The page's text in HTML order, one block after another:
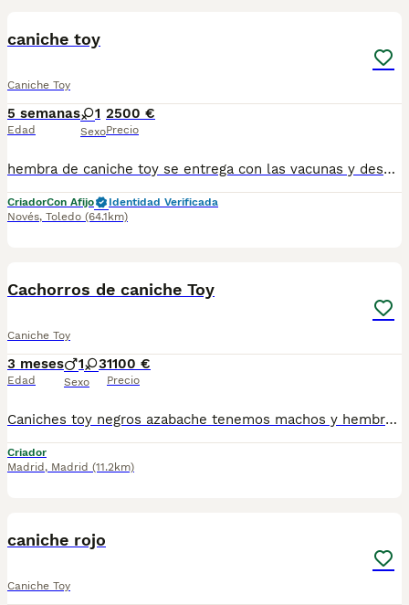
caniche toy
Caniche Toy
5 semanas
Edad
1
Sexo
2500 €
Precio
hembra de caniche toy se entrega con las vacunas y desparasitaciones correspondientes a su edad. puede venir a verlo sin compromiso escríbenos a 698979889 y le mandamos la foto actual Le enseñamos a los padres
CriadorCon Afijo
Identidad Verificada
Novés, Toledo (64.1km)
Cachorros de caniche Toy
Caniche Toy
3 meses
Edad
1 3
Sexo
1100 €
Precio
Caniches toy negros azabache tenemos machos y hembras ,distintos colores Nuestros cachorros nacen y crecen en un ambiente familiar ,sin jaulas ,con un respeto y exclusiva cria,somos respetuosos con el tiempo de destete ,cada cachorro necesita su tiempo.. Destetamos con un pienso de alta calidad , Cachorros revisados ,desde el nacimiento ,hasta la entrega por un veterinario competente ,buscando siempre el bienestar de nuestros animales.. Sociabilizados y equilibrados tanto padres como cachorros Se entregan con todo el protocolo veterinario legal,y garantías por escrito completas.. Tenemos servicio de entrega personalizado a cualquier punto de España,directo.. El precio puede cambiar tanto en sexo como en características del cachorro. Dejanos tú teléfono y te mandamos toda la información fotos y vídeos ..
Criador
Madrid , Madrid (11.2km)
caniche rojo
Caniche Toy